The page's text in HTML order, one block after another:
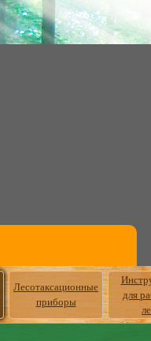
Лесотаксационные
приборы
для